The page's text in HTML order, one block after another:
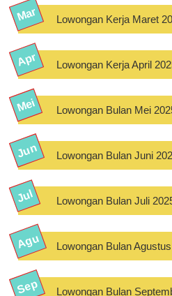
Lowongan Kerja Maret
Lowongan Kerja April
Lowongan Bulan Mei
Lowongan Bulan Juni
Lowongan Bulan Juli
Lowongan Bulan
Lowongan Bulan